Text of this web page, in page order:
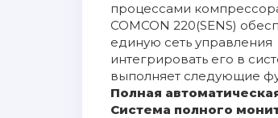
процессами
COMCON 220(SENS)
единую сеть управления
интегрировать его в
выполняет следующие
Полная
Система полного